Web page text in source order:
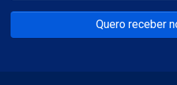
Quero receber